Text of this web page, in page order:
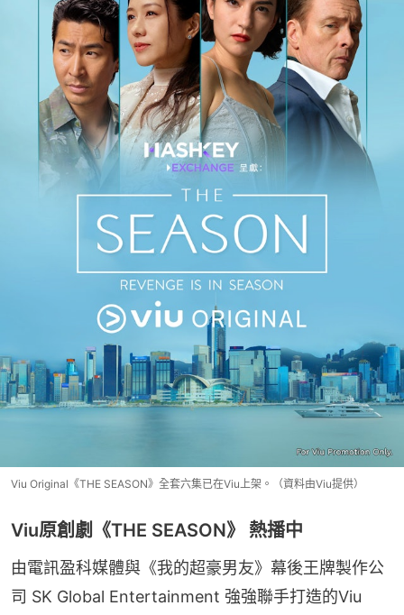
Viu Original《THE SEASON》全套六集已在Viu上架。（資料由Viu提供）
Viu原創劇《THE SEASON》 熱播中
由電訊盈科媒體與《我的超豪男友》幕後王牌製作公
司 SK Global Entertainment 強強聯手打造的Viu